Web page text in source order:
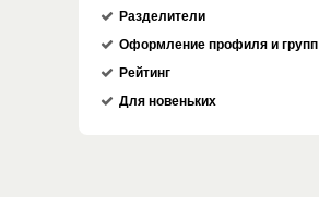
Разделители
Оформление профиля и групп
Рейтинг
Для новеньких